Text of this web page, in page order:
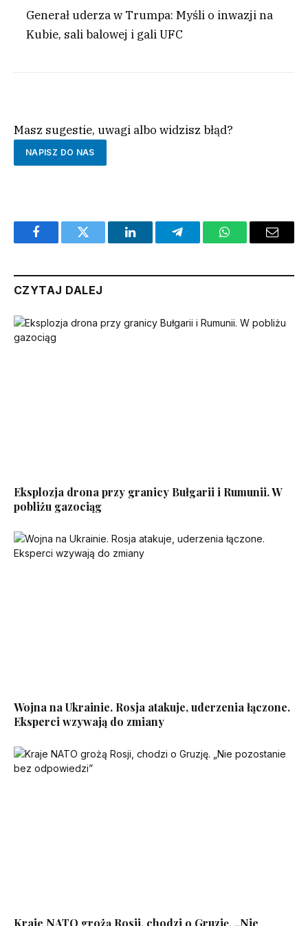
Generał uderza w Trumpa: Myśli o inwazji na
Kubie, sali balowej i gali UFC
Masz sugestie, uwagi albo widzisz błąd?
NAPISZ DO NAS
FacebookTwitter LinkedInTelegramWhatsAppEmail
CZYTAJ DALEJ
Eksplozja drona przy granicy Bułgarii i Rumunii. W
pobliżu gazociąg
Wojna na Ukrainie. Rosja atakuje, uderzenia łączone.
Eksperci wzywają do zmiany
Kraje NATO grożą Rosji, chodzi o Gruzję. „Nie